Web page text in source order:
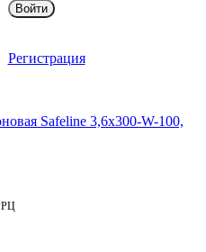
Safeline 3,6x300-W-100,
Войти
Регистрация